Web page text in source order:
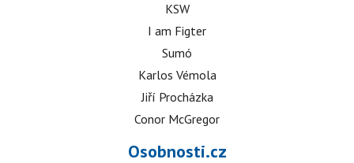
KSW
I am Figter
Sumó
Karlos Vémola
Jiří Procházka
Conor McGregor
Osobnosti.cz